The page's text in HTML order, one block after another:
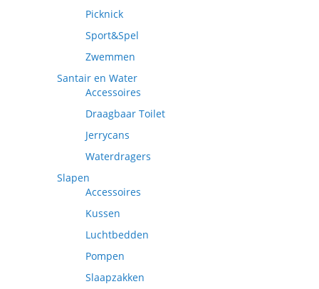
Picknick
Sport&Spel
Zwemmen
Santair en Water
Accessoires
Draagbaar Toilet
Jerrycans
Waterdragers
Slapen
Accessoires
Kussen
Luchtbedden
Pompen
Slaapzakken